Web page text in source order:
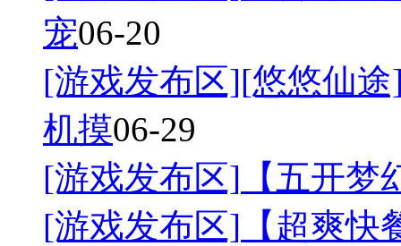
宠06-20
[游戏发布区][悠悠仙
机摸06-29
[游戏发布区] 【五开
[游戏发布区] 【超爽